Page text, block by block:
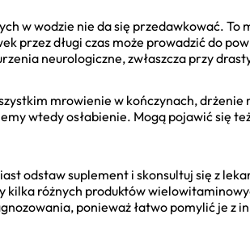
w wodzie nie da się przedawkować. To
przez długi czas może prowadzić do
neurologiczne, zwłaszcza przy
mrowienie w kończynach, drżenie
wtedy osłabienie. Mogą pojawić się
odstaw suplement i skonsultuj się z
kilka różnych produktów
ponieważ łatwo pomylić je z